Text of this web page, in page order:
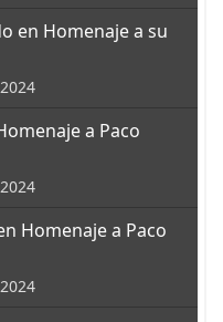
en Homenaje a su
a Paco
Homenaje a Paco